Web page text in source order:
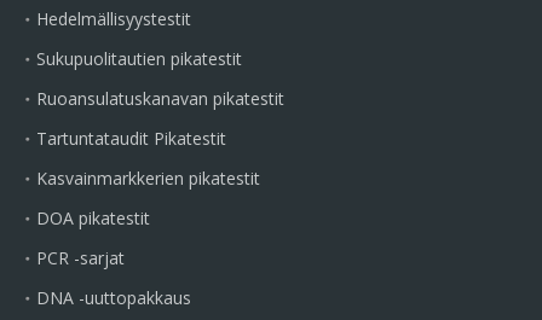
Hedelmällisyystestit
Sukupuolitautien pikatestit
Ruoansulatuskanavan pikatestit
Tartuntataudit Pikatestit
Kasvainmarkkerien pikatestit
DOA pikatestit
PCR -sarjat
DNA -uuttopakkaus